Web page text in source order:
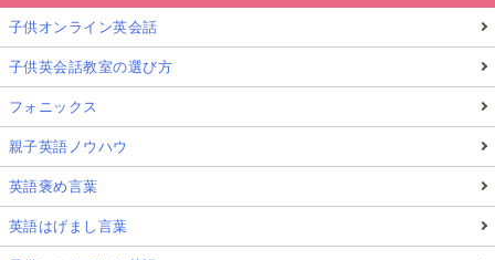
子供オンライン英会話
子供英会話教室の選び方
フォニックス
親子英語ノウハウ
英語褒め言葉
英語はげまし言葉